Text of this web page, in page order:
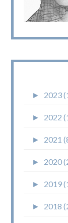
► 2023
► 2022
► 2021
► 2020
► 2019
► 2018